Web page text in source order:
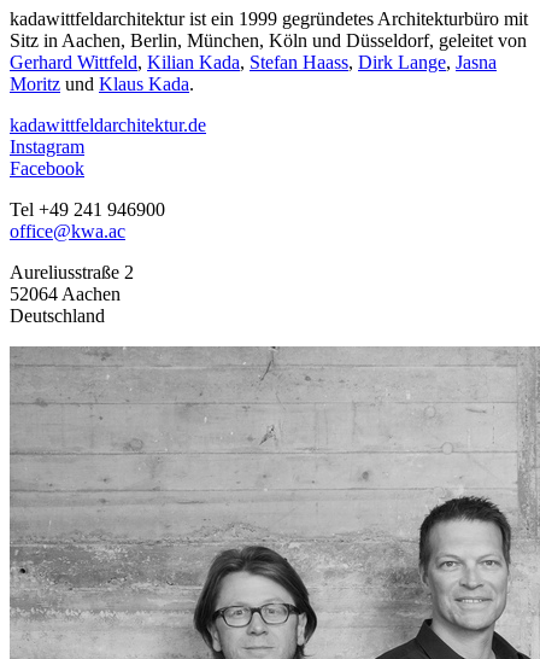
kadawittfeldarchitektur ist ein 1999 gegründetes Architekturbüro mit
Sitz in Aachen, Berlin, München, Köln und Düsseldorf, geleitet von
Gerhard Wittfeld, Kilian Kada, Stefan Haass, Dirk Lange, Jasna
Moritz und Klaus Kada.
kadawittfeldarchitektur.de
Instagram
Facebook
Tel +49 241 946900
office@kwa.ac
Aureliusstraße 2
52064 Aachen
Deutschland